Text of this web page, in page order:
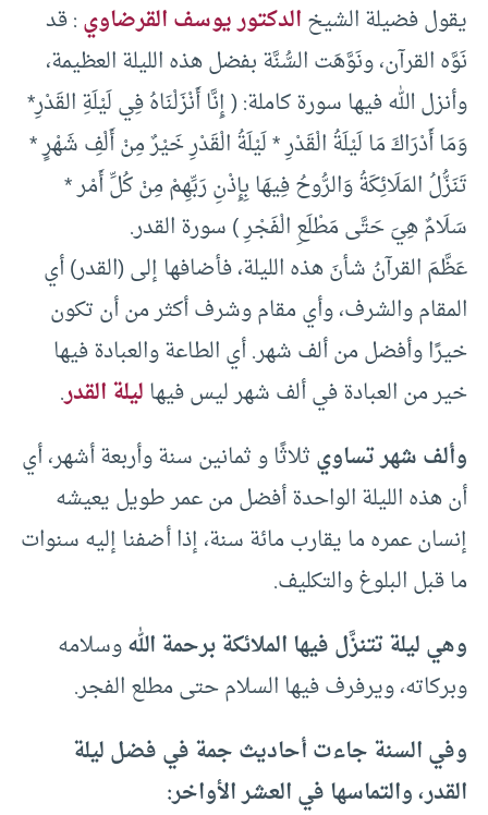
يقول فضيلة الشيخالدكتور يوسف القرضاوي: قد
نَوَّه القرآن، ونَوَّهَت السُّنَّة بفضل هذه الليلة العظيمة،
وأنزل الله فيها سورة كاملة: ( إِنَّا أَنْزَلْنَاهُ فِي لَيْلَةِ القَدْرِ*
وَمَا أَدْرَاكَ مَا لَيْلَةُ الْقَدْرِ * لَيْلَةُ الْقَدْرِ خَيْرٌ مِنْ أَلْفِ شَهْرٍ *
تَنَزُّلُ المَلَائِكَةُ وَالرُّوحُ فِيهَا بِإِذْنِ رَبِّهِمْ مِنْ كُلِّ أَمْر *
سَلَامٌ هِيَ حَتَّى مَطْلَعِ الْفَجْرِ ) سورة القدر.
عَظَّمَ القرآنُ شأنَ هذه الليلة، فأضافها إلى (القدر) أي
المقام والشرف، وأي مقام وشرف أكثر من أن تكون
خيرًا وأفضل من ألف شهر. أي الطاعة والعبادة فيها
خير من العبادة في ألف شهر ليس فيهاليلة القدر.
وألف شهر تساويثلاثًا و ثمانين سنة وأربعة أشهر، أي
أن هذه الليلة الواحدة أفضل من عمر طويل يعيشه
إنسان عمره ما يقارب مائة سنة، إذا أضفنا إليه سنوات
ما قبل البلوغ والتكليف.
وهي ليلة تتنزَّل فيها الملائكة برحمة اللهوسلامه
وبركاته، ويرفرف فيها السلام حتى مطلع الفجر.
وفي السنة جاءت أحاديث جمة في فضل ليلة
القدر، والتماسها في العشر الأواخر: